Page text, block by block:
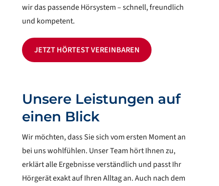
wir das passende Hörsystem – schnell, freundlich
und kompetent.
JETZT HÖRTEST VEREINBAREN
Unsere Leistungen auf
einen Blick
Wir möchten, dass Sie sich vom ersten Moment an
bei uns wohlfühlen. Unser Team hört Ihnen zu,
erklärt alle Ergebnisse verständlich und passt Ihr
Hörgerät exakt auf Ihren Alltag an. Auch nach dem